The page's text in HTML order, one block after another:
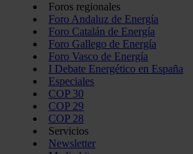
Foros regionales
Foro Andaluz de Energía
Foro Catalán de Energía
Foro Gallego de Energía
Foro Vasco de Energía
I Debate Energético en España
Especiales
COP 30
COP 29
COP 28
Servicios
Newsletter